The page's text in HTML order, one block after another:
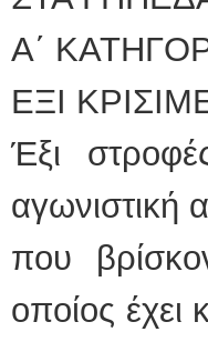
Α΄
ΕΞΙ
Έξι
αγωνιστική
που
οποίος έχει